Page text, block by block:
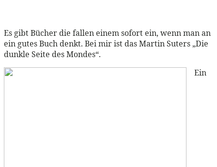
Es gibt Bücher die fallen einem sofort ein, wenn man an
ein gutes Buch denkt. Bei mir ist das Martin Suters „Die
dunkle Seite des Mondes“.
Ein